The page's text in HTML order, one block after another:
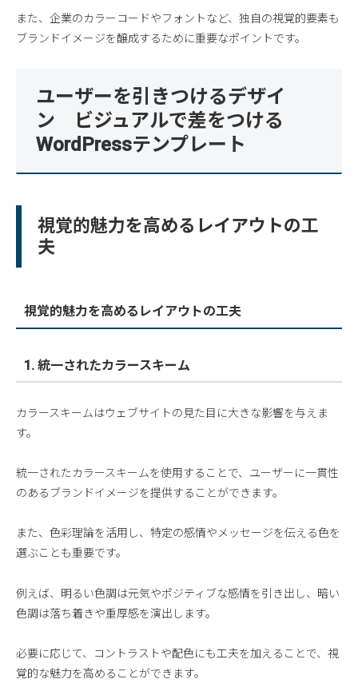
また、企業のカラーコードやフォントなど、独自の視覚的要素も
ブランドイメージを醸成するために重要なポイントです。
ユーザーを引きつけるデザイ
ン ビジュアルで差をつける
WordPressテンプレート
視覚的魅力を高めるレイアウトの工
夫
視覚的魅力を高めるレイアウトの工夫
1. 統一されたカラースキーム
カラースキームはウェブサイトの見た目に大きな影響を与えま
す。
統一されたカラースキームを使用することで、ユーザーに一貫性
のあるブランドイメージを提供することができます。
また、色彩理論を活用し、特定の感情やメッセージを伝える色を
選ぶことも重要です。
例えば、明るい色調は元気やポジティブな感情を引き出し、暗い
色調は落ち着きや重厚感を演出します。
必要に応じて、コントラストや配色にも工夫を加えることで、視
覚的な魅力を高めることができます。